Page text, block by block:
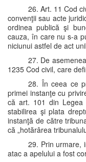
26. Art. 11 Cod
convenţii sau acte
ordinea publică şi
cauza, în care nu s-a
niciunui astfel de act
27. De
1235 Cod civil, care
28. În ceea ce
primei instanţe cu
că art. 101 din Legea
stabilirea şi plata
instanţă de către
că „hotărârea
29. Prin urmare,
atac a apelului a fost